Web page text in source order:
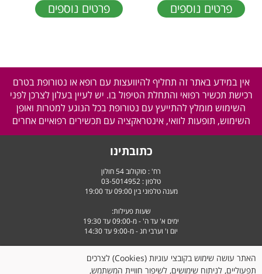
פרטים נוספים פרטים נוספים
אין במידע באתר זה תחליף להיוועצות עם רופא או נטורופת בטרם
רכישת תכשיר רפואי והתחלת הטיפול בו. יש לעיין בעלון לצרכן לפני
השימוש מומלץ להתייעץ עם נטורופת בכל הנוגע למטרות ואופן
השימוש, תופעות לוואי, אינטראקציה עם תכשירים רפואיים אחרים
כתובתינו
רח' : סוקולוב 54 חולון
טלפון : 03-5014952
מענה טלפוני בין 09:00 עד 19:00
שעות פעילות:
ימים א' עד ה' - מ-09:00 עד 19:30
יום ו' וערבי חג - מ-9:00 עד 14:30
האתר עושה שימוש בקובצי עוגיות (Cookies) לצרכים
תפעוליים, לניתוח שימושים, לשיפור חוויית המשתמש,